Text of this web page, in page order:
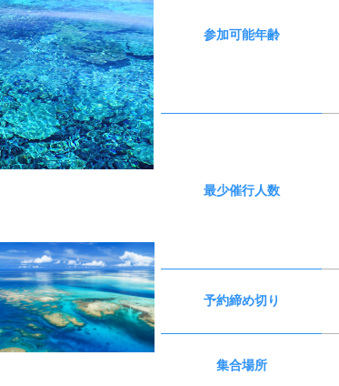
参加可能年齢
最少催行人数
予約締め切り
集合場所